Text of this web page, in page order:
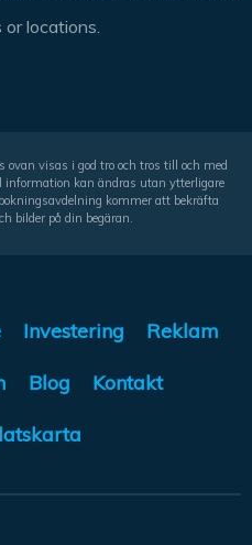
locations.
visas i god tro och tros till och med
information kan ändras utan ytterligare
kommer att bekräfta
bilder på din begäran.
Investering Reklam
Blog Kontakt